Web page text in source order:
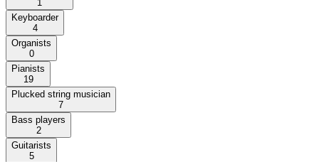
1
Keyboarder
4
Organists
0
Pianists
19
Plucked string musician
7
Bass players
2
Guitarists
5